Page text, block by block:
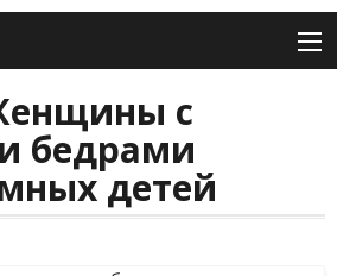
с
бедрами
детей